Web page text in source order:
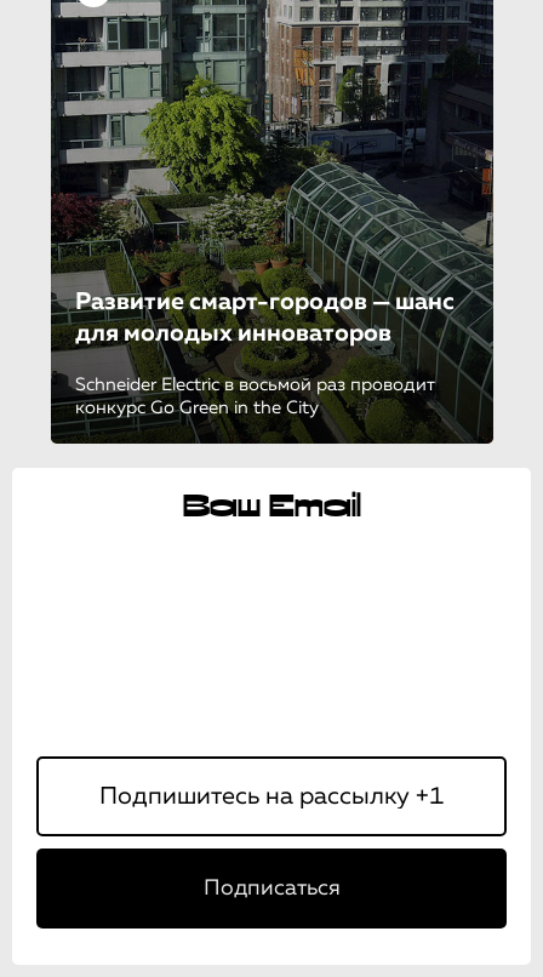
Развитие смарт-городов — шанс
для молодых инноваторов
Schneider Electric в восьмой раз проводит
конкурс Go Green in the City
Ваш Email
Подписаться